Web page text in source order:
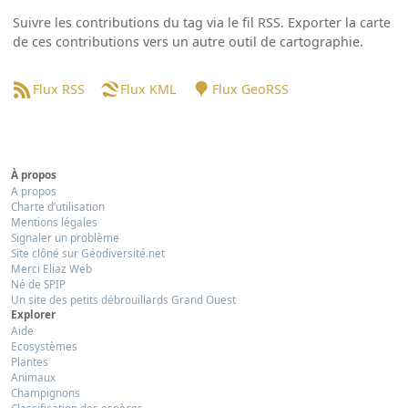
Suivre les contributions du tag via le fil RSS. Exporter la carte
de ces contributions vers un autre outil de cartographie.
Flux RSS Flux KML Flux GeoRSS
À propos
A propos
Charte d’utilisation
Mentions légales
Signaler un problème
Site clôné sur Géodiversité.net
Merci Eliaz Web
Né de SPIP
Un site des petits débrouillards Grand Ouest
Explorer
Aide
Ecosystèmes
Plantes
Animaux
Champignons